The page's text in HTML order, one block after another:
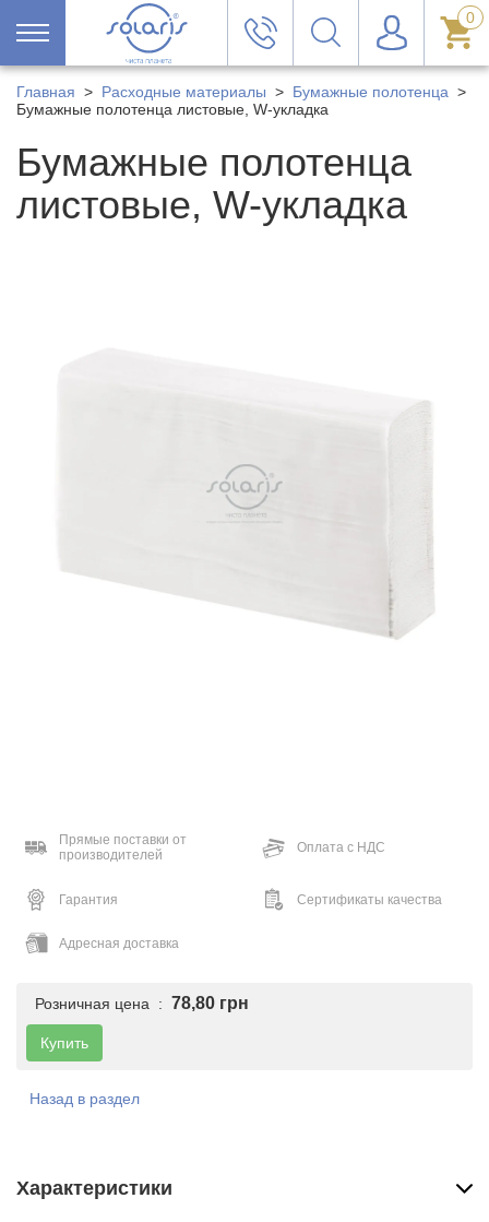
0
Главная > Расходные материалы > Бумажные полотенца >
Бумажные полотенца листовые, W-укладка
Бумажные полотенца
листовые, W-укладка
Прямые поставки от
производителей
Оплата с НДС
Гарантия Сертификаты качества
Адресная доставка
Розничная цена : 78,80 грн
Купить
Назад в раздел
Характеристики